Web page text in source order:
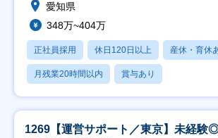
愛知県
348万~404万
正社員採用 休日120日以上 産休・育休
月残業20時間以内 賞与あり
1269【運営サポート／東京】未経験